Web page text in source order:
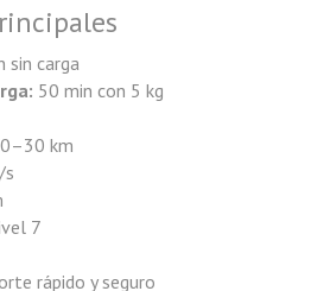
sin carga
50 min con 5 kg
km
s
7
rápido y seguro